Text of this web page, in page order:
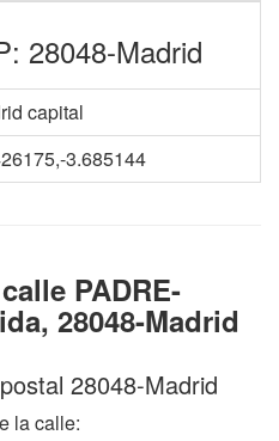
28048-Madrid
capital
3.685144
PADRE-
28048-Madrid
28048-Madrid
la calle: